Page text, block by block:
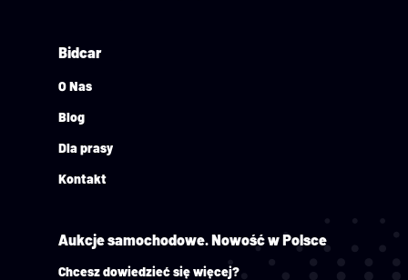
Bidcar
O Nas
Blog
Dla prasy
Kontakt
Aukcje samochodowe.Nowość w Polsce
Chcesz dowiedzieć się więcej?